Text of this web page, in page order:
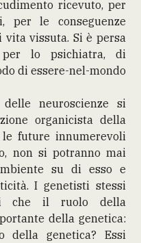
ricevuto, per
per le conseguenze
vissuta. Si è persa
lo psichiatra, di
di essere-nel-mondo
neuroscienze si
organicista della
future innumerevoli
non si potranno mai
su di esso e
I genetisti stessi
che il ruolo della
della genetica:
della genetica? Essi